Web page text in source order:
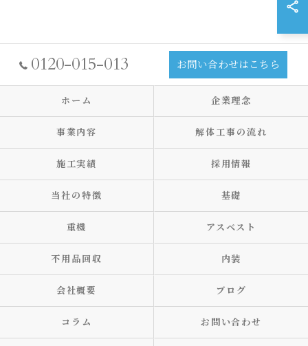
0120-015-013 お問い合わせはこちら
ホーム 企業理念
事業内容 解体工事の流れ
施工実績 採用情報
当社の特徴 基礎
重機 アスベスト
不用品回収 内装
会社概要 ブログ
コラム お問い合わせ